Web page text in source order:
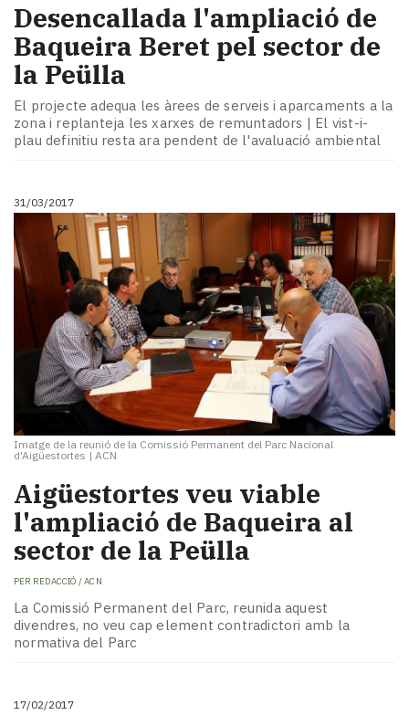
Desencallada l'ampliació de
Baqueira Beret pel sector de
la Peülla
El projecte adequa les àrees de serveis i aparcaments a la
zona i replanteja les xarxes de remuntadors | El vist-i-
plau definitiu resta ara pendent de l'avaluació ambiental
31/03/2017
Imatge de la reunió de la Comissió Permanent del Parc Nacional
d'Aigüestortes | ACN
Aigüestortes veu viable
l'ampliació de Baqueira al
sector de la Peülla
PER REDACCIÓ / ACN
La Comissió Permanent del Parc, reunida aquest
divendres, no veu cap element contradictori amb la
normativa del Parc
17/02/2017